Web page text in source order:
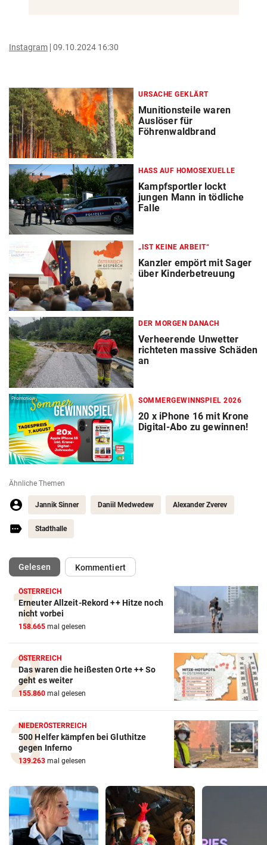
Instagram 09.10.2024 16:30
URSACHE GEKLÄRT
Munitionsteile waren
Auslöser für
Föhrenwaldbrand
HASS AUF HOMOSEXUELLE
Kampfsportler lockt
jungen Mann in tödliche
Falle
„IST KEINE ARBEIT“
Kanzler empört mit Sager
über Kinderbetreuung
DER MORGEN DANACH
Verheerende Unwetter
richteten massive Schäden
an
Promotion SOMMERGEWINNSPIEL 2026
20 x iPhone 16 mit Krone
Digital-Abo zu gewinnen!
Ähnliche Themen
Jannik Sinner Daniil Medwedew Alexander Zverev
Stadthalle
Gelesen(ausgewählt)Kommentiert
ÖSTERREICH
Erneuter Allzeit-Rekord ++ Hitze noch
nicht vorbei
158.665 mal gelesen
ÖSTERREICH
Das waren die heißesten Orte ++ So
geht es weiter
155.860 mal gelesen
NIEDERÖSTERREICH
500 Helfer kämpfen bei Gluthitze
gegen Inferno
139.263 mal gelesen